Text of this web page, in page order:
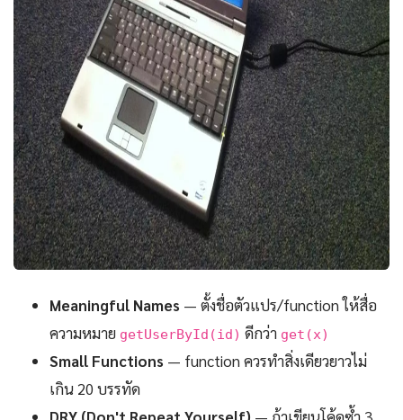
Meaningful Names — ตั้งชื่อตัวแปร/function ให้สื่อ
ความหมาย getUserById(id) ดีกว่า get(x)
Small Functions — function ควรทำสิ่งเดียวยาวไม่
เกิน 20 บรรทัด